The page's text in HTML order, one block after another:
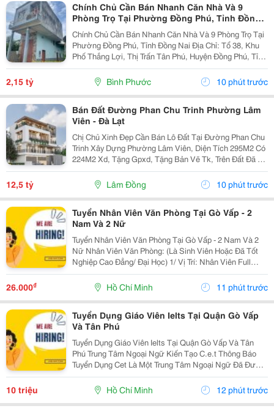
Chính Chủ Cần Bán Nhanh Căn Nhà Và 9
Phòng Trọ Tại Phường Đồng Phú, Tỉnh Đồng
Nai
Chính Chủ Cần Bán Nhanh Căn Nhà Và 9 Phòng Trọ Tại
Phường Đồng Phú, Tỉnh Đồng Nai Địa Chỉ: Tổ 38, Khu
Phố Thắng Lợi, Thị Trấn Tân Phú, Huyện Đồng Phú, Tỉnh
Bình Phước Diện Tích: 250M2 (5X50M; Thổ Cư 50M2)
Giá Bán: 2 Tỷ 150 Triệu - Kết Cấu: 1 Căn...
2,15 tỷ Bình Phước 10 phút trước
Bán Đất Đường Phan Chu Trinh Phường Lâm
Viên - Đà Lạt
Chị Chủ Xinh Đẹp Cần Bán Lô Đất Tại Đường Phan Chu
Trinh Xây Dựng Phường Lâm Viên, Diện Tích 295M2 Có
224M2 Xd, Tặng Gpxd, Tặng Bản Vẽ Tk, Trên Đất Đã Ép
Cọc Giá 12.5Ty Liên Hệ 0917786186
12,5 tỷ Lâm Đồng 10 phút trước
Tuyển Nhân Viên Văn Phòng Tại Gò Vấp - 2
Nam Và 2 Nữ
Tuyển Nhân Viên Văn Phòng Tại Gò Vấp - 2 Nam Và 2
Nữ Nhân Viên Văn Phòng: (Là Sinh Viên Hoặc Đã Tốt
Nghiệp Cao Đẳng/ Đại Học) 1/ Vị Trí: Nhân Viên Full
Time (2 Nam 2 Nữ) Ca Làm: 13:00 Đến 21:00 (1 Tháng
Được Nghỉ Phép 1 Ngày, Và Hưởng Các Ngày...
26.000₫ Hồ Chí Minh 11 phút trước
Tuyển Dụng Giáo Viên Ielts Tại Quận Gò Vấp
Và Tân Phú
Tuyển Dụng Giáo Viên Ielts Tại Quận Gò Vấp Và Tân
Phú Trung Tâm Ngoại Ngữ Kiến Tạo C.e.t Thông Báo
Tuyển Dụng Cet Là Một Trung Tâm Ngoại Ngữ Đã Được
Thành Lập 16 Năm Chuyên Về Chương Trình Anh Văn
Học Thuật Ielts &Ndash; Toefl Ibt. Trung Tâm...
10 triệu Hồ Chí Minh 12 phút trước